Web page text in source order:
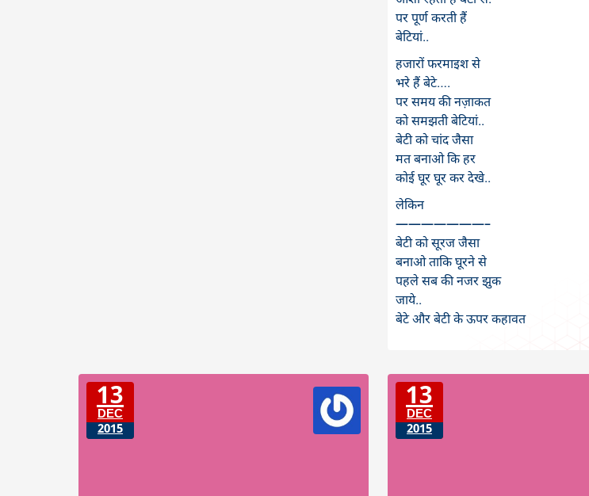
पर पूर्ण करती हैं
बेटियां..
हजारों फरमाइश से
भरे हैं बेटे….
पर समय की नज़ाकत
को समझती बेटियां..
बेटी को चांद जैसा
मत बनाओ कि हर
कोई घूर घूर कर देखे..
लेकिन
———————–
बेटी को सूरज जैसा
बनाओ ताकि घूरने से
पहले सब की नजर झुक
जाये..
बेटे और बेटी के ऊपर कहावत
13
DEC
2015
13
DEC
2015